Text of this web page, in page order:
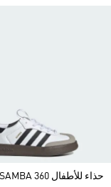
حذاء للأطفال ADIFOM SAMBA 360